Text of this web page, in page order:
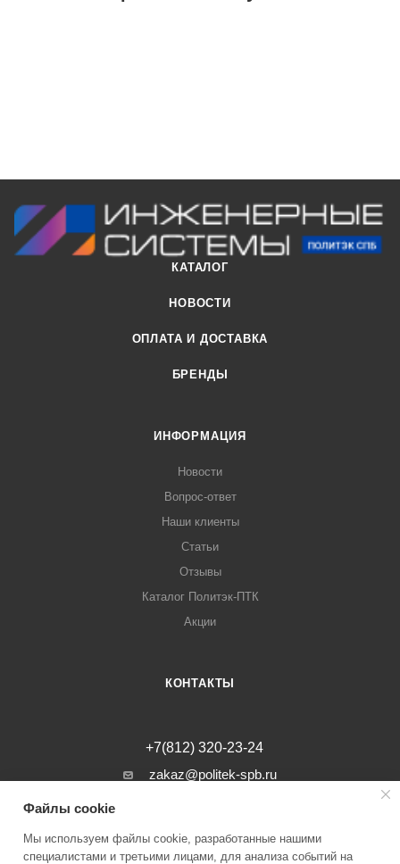
КАТАЛОГ
НОВОСТИ
ОПЛАТА И ДОСТАВКА
БРЕНДЫ
ИНФОРМАЦИЯ
Новости
Вопрос-ответ
Наши клиенты
Статьи
Отзывы
Каталог Политэк-ПТК
Акции
КОНТАКТЫ
+7(812) 320-23-24
zakaz@politek-spb.ru
г. Санкт-Петербург, Минеральная ул, д.
Файлы cookie
Мы используем файлы cookie, разработанные нашими
специалистами и третьими лицами, для анализа событий на